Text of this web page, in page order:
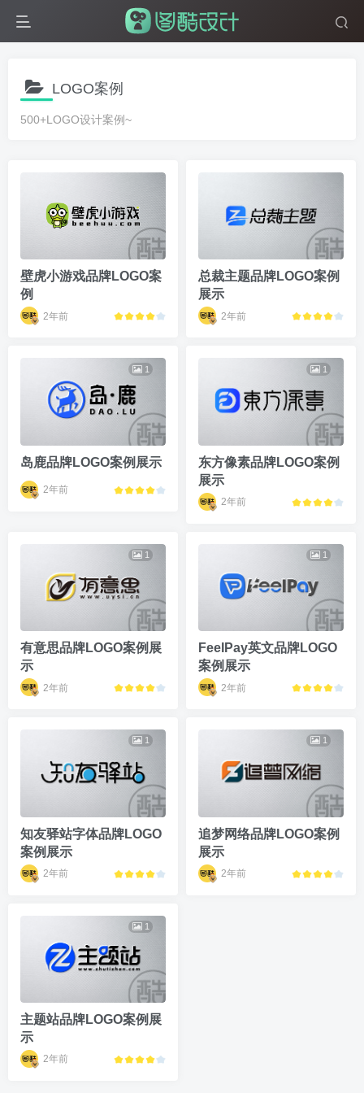
LOGO案例
500+LOGO设计案例~
壁虎小游戏品牌LOGO案
例
2年前
总裁主题品牌LOGO案例
展示
2年前
1
岛鹿品牌LOGO案例展示
2年前
1
东方像素品牌LOGO案例
展示
2年前
1
有意思品牌LOGO案例展
示
2年前
1
FeeIPay英文品牌LOGO
案例展示
2年前
1
知友驿站字体品牌LOGO
案例展示
2年前
1
追梦网络品牌LOGO案例
展示
2年前
1
主题站品牌LOGO案例展
示
2年前